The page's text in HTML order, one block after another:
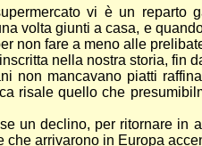
vi è un reparto
volta giunti a casa, e
non fare a meno alle
nella nostra storia, fin
non mancavano piatti
risale quello che
un declino, per ritornare
che arrivarono in Europa